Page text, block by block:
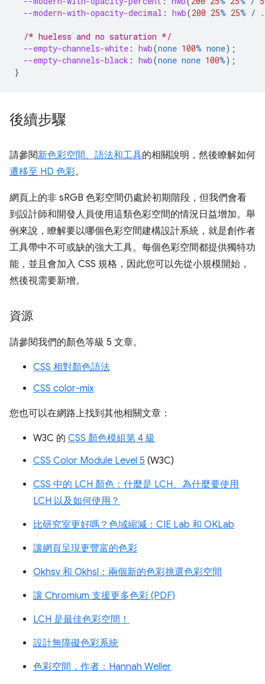
--modern-with-opacity-decimal : hwb(200 25% 25% /
/* hueless and no saturation */
--empty-channels-white : hwb(none 100% none);
--empty-channels-black : hwb(none none 100%);
}
後續步驟
請參閱新色彩空間、語法和工具的相關說明，然後瞭解如何
遷移至 HD 色彩。
網頁上的非 sRGB 色彩空間仍處於初期階段，但我們會看
到設計師和開發人員使用這類色彩空間的情況日益增加。舉
例來說，瞭解要以哪個色彩空間建構設計系統，就是創作者
工具帶中不可或缺的強大工具。每個色彩空間都提供獨特功
能，並且會加入 CSS 規格，因此您可以先從小規模開始，
然後視需要新增。
資源
請參閱我們的顏色等級 5 文章。
CSS 相對顏色語法
CSS color-mix
您也可以在網路上找到其他相關文章：
W3C 的 CSS 顏色模組第 4 級
CSS Color Module Level 5 (W3C)
CSS 中的 LCH 顏色：什麼是 LCH、為什麼要使用
LCH 以及如何使用？
比研究室更好嗎？色域縮減：CIE Lab 和 OKLab
讓網頁呈現更豐富的色彩
Okhsv 和 Okhsl：兩個新的色彩挑選色彩空間
讓 Chromium 支援更多色彩 (PDF)
LCH 是最佳色彩空間！
設計無障礙色彩系統
色彩空間，作者：Hannah Weller